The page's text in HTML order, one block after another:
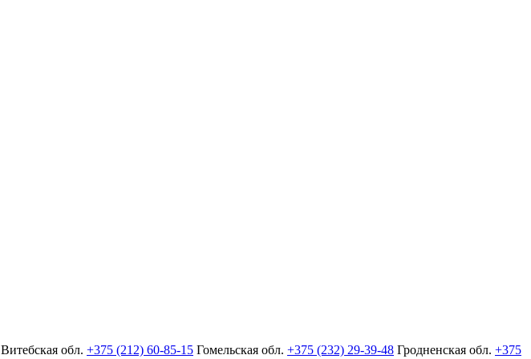
Витебская обл. +375 (212) 60-85-15 Гомельская обл. +375 (232) 29-39-48 Гродненская обл. +375